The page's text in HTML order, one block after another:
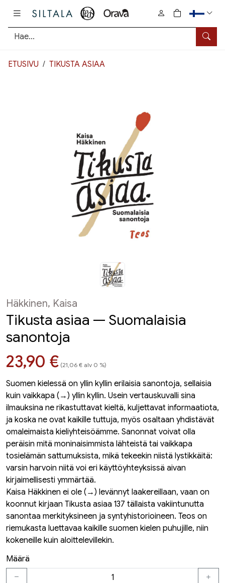
Hae
0
tuotetta
ETUSIVU TIKUSTA ASIAA
Häkkinen, Kaisa
Tikusta asiaa — Suomalaisia
sanontoja
Hinta nyt
23,90 € (21,06 € alv 0 %)
Suomen kielessä on yllin kyllin erilaisia sanontoja, sellaisia
kuin vaikkapa (→) yllin kyllin. Usein vertauskuval­li­ sina
ilmauksina ne rikastuttavat kieltä, kuljettavat informaatiota,
ja koska ne ovat kaikille tuttuja, myös osaltaan yhdistävät
omaleimaista kieliyhteisöämme. Sanonnat voivat olla
peräisin mitä moninaisimmista lähteistä tai vaikkapa
tosielämän sattumuksista, mikä tekeekin niistä lystikkäitä:
varsin harvoin niitä voi eri käyttöyhteyksissä aivan
kirjaimellisesti ymmärtää.
Kaisa Häkkinen ei ole (→) levännyt laakereillaan, vaan on
koonnut kirjaan Tikusta asiaa 137 tällaista vakiintunutta
sanontaa merkityksineen ja syntyhistorioineen. Teos on
riemukasta luettavaa kaikille suomen kielen puhujille, niin
kokeneille kuin aloittelevillekin.
Määrä